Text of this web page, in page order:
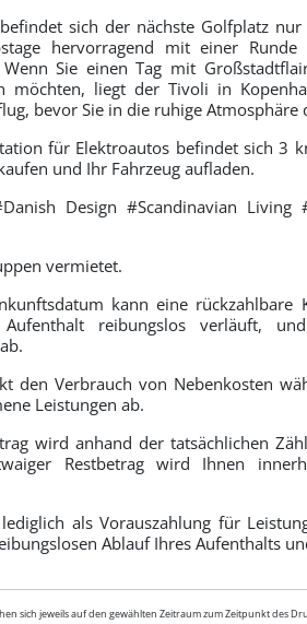
sich der nächste Golfplatz
hervorragend mit einer
Sie einen Tag mit
möchten, liegt der Tivoli in
bevor Sie in die ruhige Atmosphäre
für Elektroautos befindet sich 3
und Ihr Fahrzeug aufladen.
Design #Scandinavian Living
vermietet.
kann eine
reibungslos verläuft,
den Verbrauch von Nebenkosten
Leistungen ab.
wird anhand der tatsächlichen
Restbetrag wird Ihnen
als Vorauszahlung für
Ablauf Ihres Aufenthalts
sich jeweils auf den gewählten Zeitraum zum Zeitpunkt des